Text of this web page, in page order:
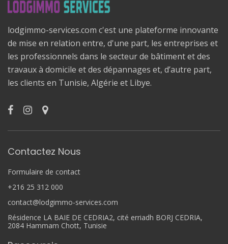
lodgimmo-services.com c'est une plateforme innovante
de mise en relation entre, d'une part, les entreprises et
les professionnels dans le secteur de bâtiment et des
travaux à domicile et des dépannages et, d’autre part,
les clients en Tunisie, Algérie et Libye.
Contactez Nous
Formulaire de contact
+216 25 312 000
contact@lodgimmo-services.com
Résidence LA BAIE DE CEDRIA2, cité erriadh BORJ CEDRIA,
2084 Hammam Chott, Tunisie